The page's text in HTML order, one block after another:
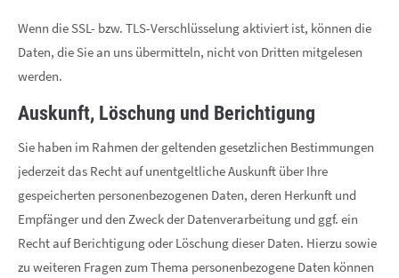
Wenn die SSL- bzw. TLS-Verschlüsselung aktiviert ist, können die
Daten, die Sie an uns übermitteln, nicht von Dritten mitgelesen
werden.
Auskunft, Löschung und Berichtigung
Sie haben im Rahmen der geltenden gesetzlichen Bestimmungen
jederzeit das Recht auf unentgeltliche Auskunft über Ihre
gespeicherten personenbezogenen Daten, deren Herkunft und
Empfänger und den Zweck der Datenverarbeitung und ggf. ein
Recht auf Berichtigung oder Löschung dieser Daten. Hierzu sowie
zu weiteren Fragen zum Thema personenbezogene Daten können